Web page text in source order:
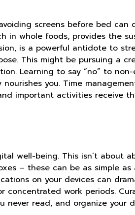
screens before bed can
in whole foods, provides the
is a powerful antidote to
This might be pursuing a
Learning to say “no” to non-
you. Time
important activities receive
well-being. This isn’t about
– these can be as simple
on your devices can
concentrated work periods.
never read, and organize your